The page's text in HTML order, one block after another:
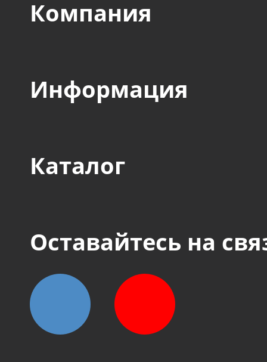
Компания
Информация
Каталог
Оставайтесь на